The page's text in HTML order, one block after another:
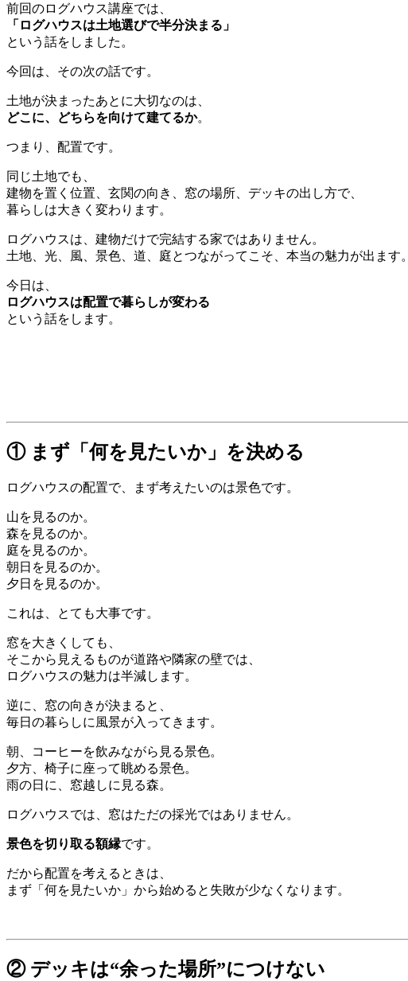
前回のログハウス講座では、
「ログハウスは土地選びで半分決まる」
という話をしました。
今回は、その次の話です。
土地が決まったあとに大切なのは、
どこに、どちらを向けて建てるか。
つまり、配置です。
同じ土地でも、
建物を置く位置、玄関の向き、窓の場所、デッキの出し方で、
暮らしは大きく変わります。
ログハウスは、建物だけで完結する家ではありません。
土地、光、風、景色、道、庭とつながってこそ、本当の魅力が出ます。
今日は、
ログハウスは配置で暮らしが変わる
という話をします。
① まず「何を見たいか」を決める
ログハウスの配置で、まず考えたいのは景色です。
山を見るのか。
森を見るのか。
庭を見るのか。
朝日を見るのか。
夕日を見るのか。
これは、とても大事です。
窓を大きくしても、
そこから見えるものが道路や隣家の壁では、
ログハウスの魅力は半減します。
逆に、窓の向きが決まると、
毎日の暮らしに風景が入ってきます。
朝、コーヒーを飲みながら見る景色。
夕方、椅子に座って眺める景色。
雨の日に、窓越しに見る森。
ログハウスでは、窓はただの採光ではありません。
景色を切り取る額縁です。
だから配置を考えるときは、
まず「何を見たいか」から始めると失敗が少なくなります。
② デッキは“余った場所”につけない